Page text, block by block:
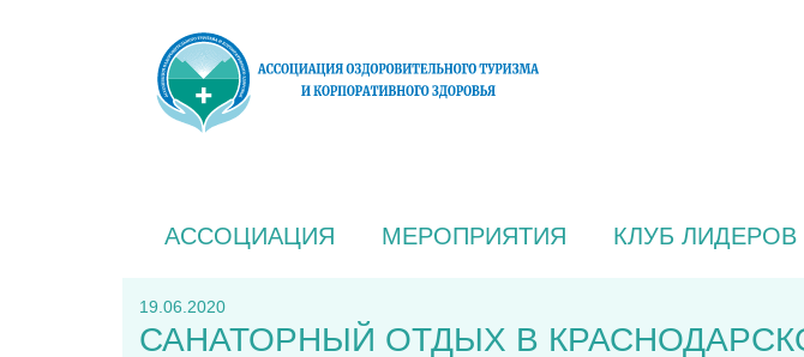
АССОЦИАЦИЯ МЕРОПРИЯТИЯ КЛУБ ЛИДЕРОВ
19.06.2020
САНАТОРНЫЙ ОТДЫХ В